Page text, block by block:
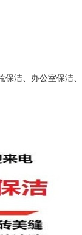
洁、办公室保洁、